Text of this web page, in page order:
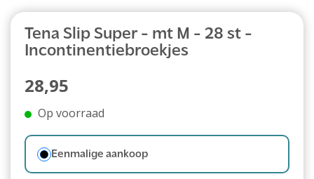
Tena Slip Super - mt M - 28 st -
Incontinentiebroekjes
28,95
Op voorraad
Eenmalige aankoop